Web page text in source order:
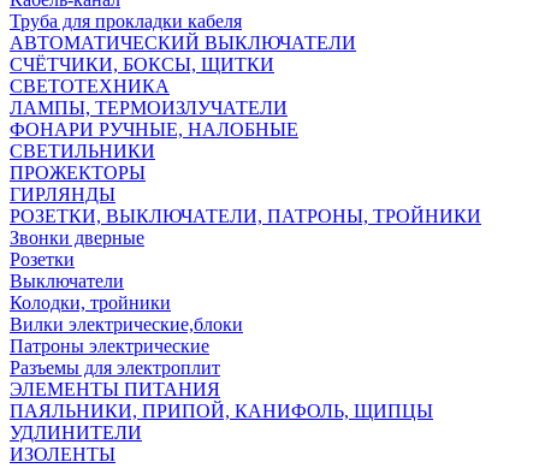
Труба для прокладки кабеля
АВТОМАТИЧЕСКИЙ ВЫКЛЮЧАТЕЛИ
СЧЁТЧИКИ, БОКСЫ, ЩИТКИ
СВЕТОТЕХНИКА
ЛАМПЫ, ТЕРМОИЗЛУЧАТЕЛИ
ФОНАРИ РУЧНЫЕ, НАЛОБНЫЕ
СВЕТИЛЬНИКИ
ПРОЖЕКТОРЫ
ГИРЛЯНДЫ
РОЗЕТКИ, ВЫКЛЮЧАТЕЛИ, ПАТРОНЫ, ТРОЙНИКИ
Звонки дверные
Розетки
Выключатели
Колодки, тройники
Вилки электрические,блоки
Патроны электрические
Разъемы для электроплит
ЭЛЕМЕНТЫ ПИТАНИЯ
ПАЯЛЬНИКИ, ПРИПОЙ, КАНИФОЛЬ, ЩИПЦЫ
УДЛИНИТЕЛИ
ИЗОЛЕНТЫ